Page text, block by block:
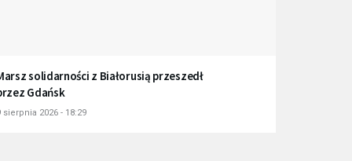
solidarności z Białorusią przeszedł
Gdańsk
sierpnia 2026 - 18:29